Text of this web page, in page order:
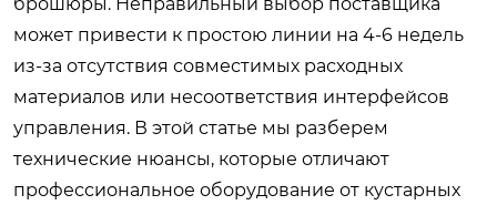
может привести к простою линии на 4-6 недель
из-за отсутствия совместимых расходных
материалов или несоответствия интерфейсов
управления. В этой статье мы разберем
технические нюансы, которые отличают
профессиональное оборудование от кустарных